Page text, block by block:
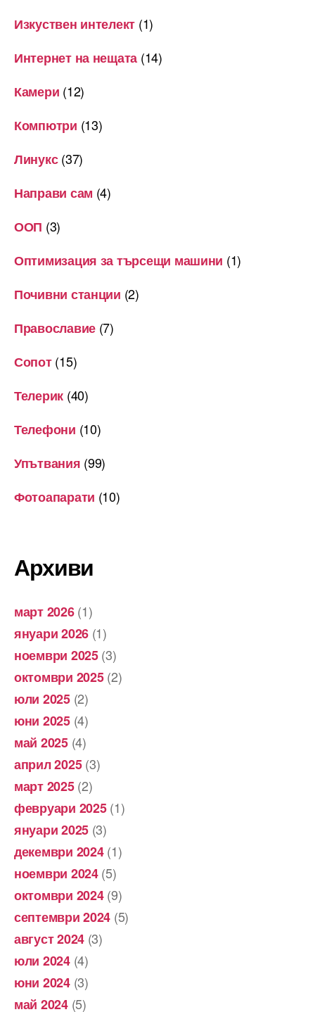
Изкуствен интелект (1)
Интернет на нещата (14)
Камери (12)
Компютри (13)
Линукс(37)
Направи сам (4)
ООП (3)
Оптимизация за търсещи машини (1)
Почивни станции (2)
Православие (7)
Сопот(15)
Телерик (40)
Телефони (10)
Упътвания (99)
Фотоапарати (10)
Архиви
март 2026(1)
януари 2026 (1)
ноември 2025(3)
октомври 2025(2)
юли 2025(2)
юни 2025(4)
май 2025(4)
април 2025(3)
март 2025(2)
февруари 2025(1)
януари 2025 (3)
декември 2024(1)
ноември 2024(5)
октомври 2024(9)
септември 2024 (5)
август 2024 (3)
юли 2024(4)
юни 2024(3)
май 2024(5)